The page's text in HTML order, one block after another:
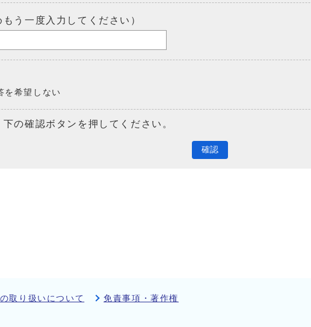
う一度入力してください）
を希望しない
の確認ボタンを押してください。
確認
取り扱いについて 免責事項・著作権